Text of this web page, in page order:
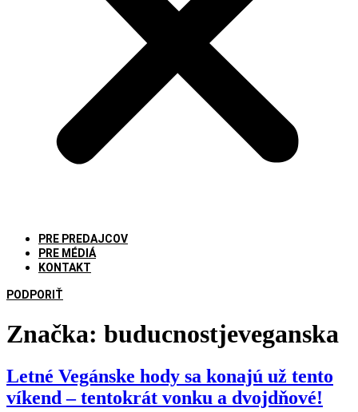
PRE PREDAJCOV
PRE MÉDIÁ
KONTAKT
PODPORIŤ
Značka: buducnostjeveganska
Letné Vegánske hody sa konajú už tento
víkend – tentokrát vonku a dvojdňové!